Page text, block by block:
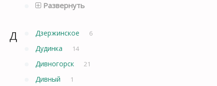
Развернуть
Д Дзержинское 6
Дудинка 14
Дивногорск 21
Дивный 1